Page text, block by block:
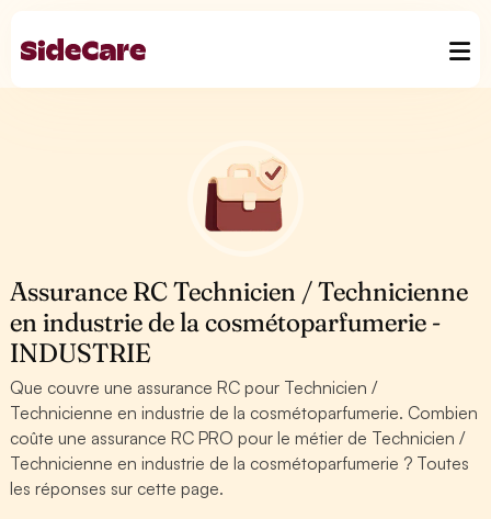
Assurance RC Technicien / Technicienne
en industrie de la cosmétoparfumerie -
INDUSTRIE
Que couvre une assurance RC pour Technicien /
Technicienne en industrie de la cosmétoparfumerie. Combien
coûte une assurance RC PRO pour le métier de Technicien /
Technicienne en industrie de la cosmétoparfumerie ? Toutes
les réponses sur cette page.